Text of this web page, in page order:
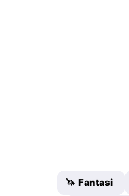
🦄 Fantasi